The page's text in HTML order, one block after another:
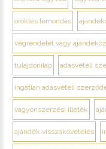
öröklés lemondás
végrendelet vagy
tulajdonilap adásvételi
ingatlan adásvételi
vagyonszerzési illeték
ajándék visszakövetelés